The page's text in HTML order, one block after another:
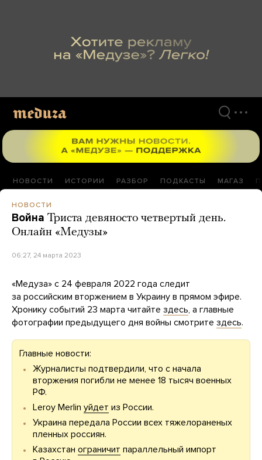
НОВОСТИ ИСТОРИИ РАЗБОР ПОДКАСТЫ МАГАЗ
НОВОСТИ
Война Триста девяносто четвертый день.
Онлайн «Медузы»
06:27, 24 марта 2023
«Медуза» с 24 февраля 2022 года следит
за российским вторжением в Украину в прямом эфире.
Хронику событий 23 марта читайте здесь, а главные
фотографии предыдущего дня войны смотрите здесь.
Главные новости:
Журналисты подтвердили, что с начала
вторжения погибли не менее 18 тысяч военных
РФ.
Leroy Merlin уйдет из России.
Украина передала России всех тяжелораненых
пленных россиян.
Казахстан ограничит параллельный импорт